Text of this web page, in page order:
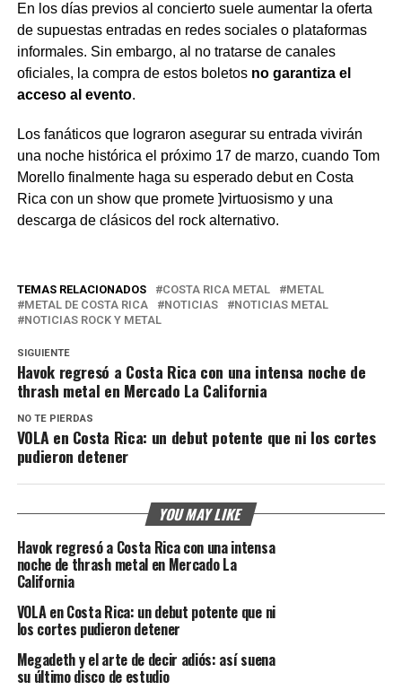
En los días previos al concierto suele aumentar la oferta
de supuestas entradas en redes sociales o plataformas
informales. Sin embargo, al no tratarse de canales
oficiales, la compra de estos boletos no garantiza el
acceso al evento.
Los fanáticos que lograron asegurar su entrada vivirán
una noche histórica el próximo 17 de marzo, cuando Tom
Morello finalmente haga su esperado debut en Costa
Rica con un show que promete ]virtuosismo y una
descarga de clásicos del rock alternativo.
TEMAS RELACIONADOS COSTA RICA METAL
METAL
METAL DE COSTA RICA
NOTICIAS
NOTICIAS METAL
NOTICIAS ROCK Y METAL
SIGUIENTE
Havok regresó a Costa Rica con una intensa noche de
thrash metal en Mercado La California
NO TE PIERDAS
VOLA en Costa Rica: un debut potente que ni los cortes
pudieron detener
YOU MAY LIKE
Havok regresó a Costa Rica con una intensa
noche de thrash metal en Mercado La
California
VOLA en Costa Rica: un debut potente que ni
los cortes pudieron detener
Megadeth y el arte de decir adiós: así suena
su último disco de estudio